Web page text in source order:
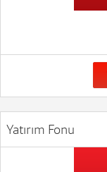
Yatırım Fonu